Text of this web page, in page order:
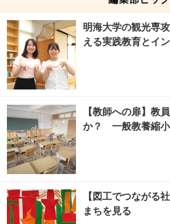
明海大学の観光専
える実践教育とイ
【教師への扉】教
か？ 一般教養縮小
【図工でつながる
まちを見る